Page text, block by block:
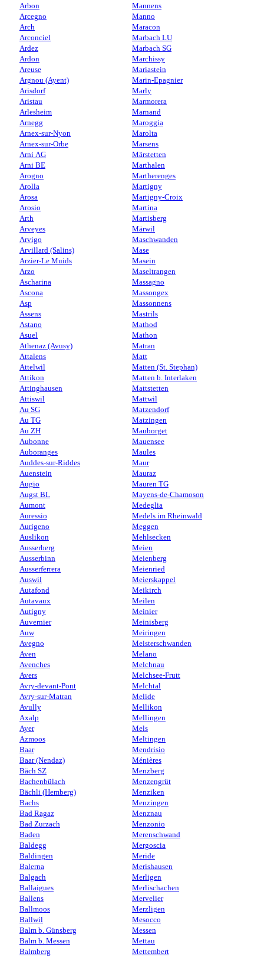
Arbon
Arcegno
Arch
Arconciel
Ardez
Ardon
Areuse
Argnou (Ayent)
Arisdorf
Aristau
Arlesheim
Arnegg
Arnex-sur-Nyon
Arnex-sur-Orbe
Arni AG
Arni BE
Arogno
Arolla
Arosa
Arosio
Arth
Arveyes
Arvigo
Arvillard (Salins)
Arzier-Le Muids
Arzo
Ascharina
Ascona
Asp
Assens
Astano
Asuel
Athenaz (Avusy)
Attalens
Attelwil
Attikon
Attinghausen
Attiswil
Au SG
Au TG
Au ZH
Aubonne
Auboranges
Auddes-sur-Riddes
Auenstein
Augio
Augst BL
Aumont
Auressio
Aurigeno
Auslikon
Ausserberg
Ausserbinn
Ausserferrera
Auswil
Autafond
Autavaux
Autigny
Auvernier
Auw
Avegno
Aven
Avenches
Avers
Avry-devant-Pont
Avry-sur-Matran
Avully
Axalp
Ayer
Azmoos
Baar
Baar (Nendaz)
Bäch SZ
Bachenbülach
Bächli (Hemberg)
Bachs
Bad Ragaz
Bad Zurzach
Baden
Baldegg
Baldingen
Balerna
Balgach
Ballaigues
Ballens
Ballmoos
Ballwil
Balm b. Günsberg
Balm b. Messen
Balmberg
Mannens
Manno
Maracon
Marbach LU
Marbach SG
Marchissy
Mariastein
Marin-Epagnier
Marly
Marmorera
Marnand
Maroggia
Marolta
Marsens
Märstetten
Marthalen
Martherenges
Martigny
Martigny-Croix
Martina
Martisberg
Märwil
Maschwanden
Mase
Masein
Maseltrangen
Massagno
Massongex
Massonnens
Mastrils
Mathod
Mathon
Matran
Matt
Matten (St. Stephan)
Matten b. Interlaken
Mattstetten
Mattwil
Matzendorf
Matzingen
Mauborget
Mauensee
Maules
Maur
Mauraz
Mauren TG
Mayens-de-Chamoson
Medeglia
Medels im Rheinwald
Meggen
Mehlsecken
Meien
Meienberg
Meienried
Meierskappel
Meikirch
Meilen
Meinier
Meinisberg
Meiringen
Meisterschwanden
Melano
Melchnau
Melchsee-Frutt
Melchtal
Melide
Mellikon
Mellingen
Mels
Meltingen
Mendrisio
Ménières
Menzberg
Menzengrüt
Menziken
Menzingen
Menznau
Menzonio
Merenschwand
Mergoscia
Meride
Merishausen
Merligen
Merlischachen
Mervelier
Merzligen
Mesocco
Messen
Mettau
Mettembert